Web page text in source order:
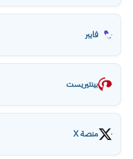
فايبر
بينتيريست
منصة X